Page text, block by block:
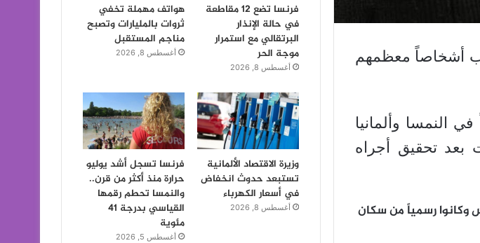
أشخاصاً معظمهم
قوات شرطة دولية اعتقلت 21 شخصاً في النمسا وألمانيا
بعد تحقيق أجراه
وكانوا رسمياً من سكان
فرنسا تضع 12 مقاطعة
في حالة الإنذار
البرتقالي مع استمرار
موجة الحر
أغسطس 8, 2026
هواتف مهملة تخفي
ثروات بالمليارات وتصبح
مناجم المستقبل
أغسطس 8, 2026
وزيرة الاقتصاد الألمانية
تستبعد حدوث انخفاض
في أسعار الكهرباء
أغسطس 8, 2026
فرنسا تسجل أشد يوليو
حرارة منذ أكثر من قرن..
والنمسا تحطم رقمها
القياسي بدرجة 41
مئوية
أغسطس 5, 2026